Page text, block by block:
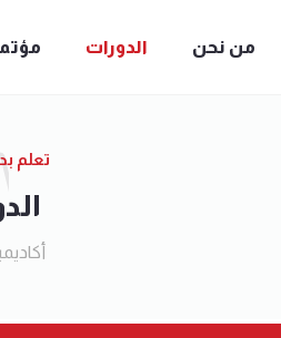
من نحن الدورات
تعلم